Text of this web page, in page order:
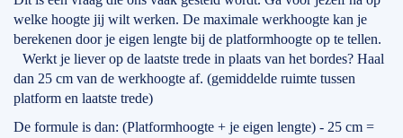
welke hoogte jij wilt werken. De maximale werkhoogte kan je
berekenen door je eigen lengte bij de platformhoogte op te tellen.
Werkt je liever op de laatste trede in plaats van het bordes? Haal
dan 25 cm van de werkhoogte af. (gemiddelde ruimte tussen
platform en laatste trede)
De formule is dan: (Platformhoogte + je eigen lengte) - 25 cm =